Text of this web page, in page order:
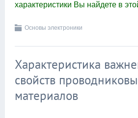
характеристики Вы найдете в
Основы электроники
Характеристика
свойств
материалов